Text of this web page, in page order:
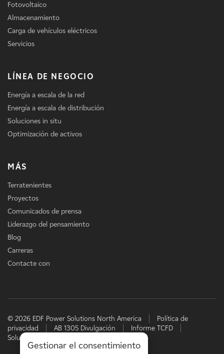
Fotovoltaico
Almacenamiento
Carga de vehículos eléctricos
Servicios
LÍNEA DE NEGOCIO
Energía a escala de la red
Energía a escala de distribución
Soluciones in situ
Optimización de activos
MÁS
Terratenientes
Proyectos
Comunicados de prensa
Liderazgo del pensamiento
Blog
Carreras
Contacte con
© 2026 EDF Power Solutions North America
Política de
privacidad
AB 1305 Divulgación
Informe TCFD
Soluciones energéticas de EDF
Gestionar el consentimiento